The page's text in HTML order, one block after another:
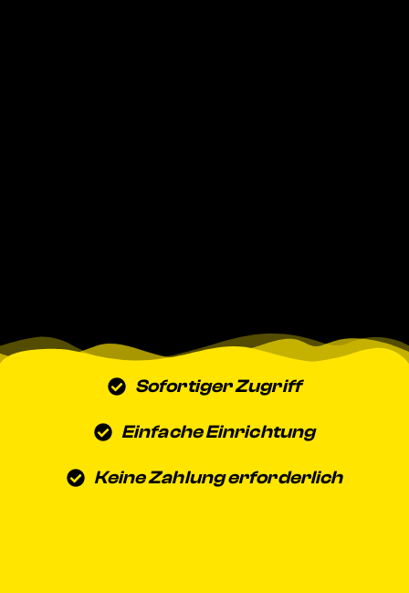
Sofortiger Zugriff
Einfache Einrichtung
Keine Zahlung erforderlich